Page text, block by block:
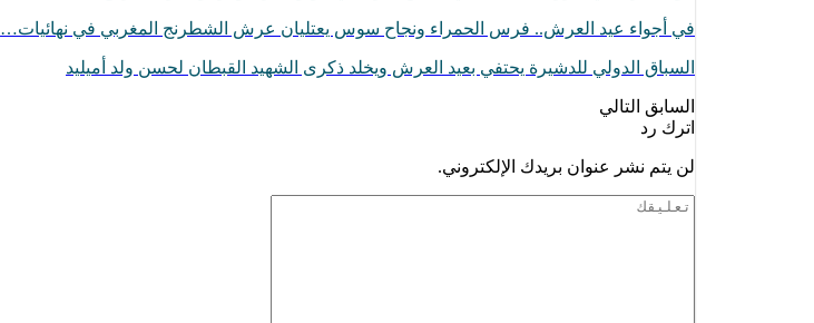
في أجواء عيد العرش.. فرس الحمراء ونجاح سوس يعتليان عرش الشطرنج المغربي في نهائيات…
السباق الدولي للدشيرة يحتفي بعيد العرش ويخلد ذكرى الشهيد القبطان لحسن ولد أميليد
السابق التالي
اترك رد
لن يتم نشر عنوان بريدك الإلكتروني.